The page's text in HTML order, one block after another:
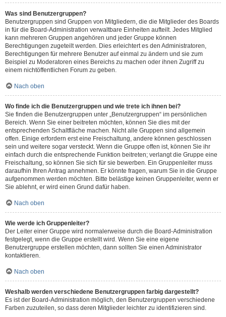
Was sind Benutzergruppen?
Benutzergruppen sind Gruppen von Mitgliedern, die die Mitglieder des Boards
in für die Board-Administration verwaltbare Einheiten aufteilt. Jedes Mitglied
kann mehreren Gruppen angehören und jeder Gruppe können
Berechtigungen zugeteilt werden. Dies erleichtert es den Administratoren,
Berechtigungen für mehrere Benutzer auf einmal zu ändern und sie zum
Beispiel zu Moderatoren eines Bereichs zu machen oder ihnen Zugriff zu
einem nichtöffentlichen Forum zu geben.
Nach oben
Wo finde ich die Benutzergruppen und wie trete ich ihnen bei?
Sie finden die Benutzergruppen unter „Benutzergruppen“ im persönlichen
Bereich. Wenn Sie einer beitreten möchten, können Sie dies mit der
entsprechenden Schaltfläche machen. Nicht alle Gruppen sind allgemein
offen. Einige erfordern erst eine Freischaltung, andere können geschlossen
sein und weitere sogar versteckt. Wenn die Gruppe offen ist, können Sie ihr
einfach durch die entsprechende Funktion beitreten; verlangt die Gruppe eine
Freischaltung, so können Sie sich für sie bewerben. Ein Gruppenleiter muss
daraufhin Ihren Antrag annehmen. Er könnte fragen, warum Sie in die Gruppe
aufgenommen werden möchten. Bitte belästige keinen Gruppenleiter, wenn er
Sie ablehnt, er wird einen Grund dafür haben.
Nach oben
Wie werde ich Gruppenleiter?
Der Leiter einer Gruppe wird normalerweise durch die Board-Administration
festgelegt, wenn die Gruppe erstellt wird. Wenn Sie eine eigene
Benutzergruppe erstellen möchten, dann sollten Sie einen Administrator
kontaktieren.
Nach oben
Weshalb werden verschiedene Benutzergruppen farbig dargestellt?
Es ist der Board-Administration möglich, den Benutzergruppen verschiedene
Farben zuzuteilen, so dass deren Mitglieder leichter zu identifizieren sind.